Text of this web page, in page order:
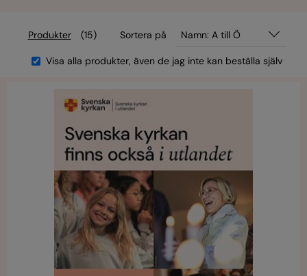
Produkter (15) Sortera på Namn: A till Ö
Visa alla produkter, även de jag inte kan beställa själv